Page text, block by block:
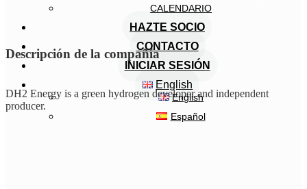
CALENDARIO
HAZTE SOCIO
CONTACTO
INICIAR SESIÓN
English
English
Español
Descripción de la compañía
DH2 Energy is a green hydrogen developer and independent
producer.